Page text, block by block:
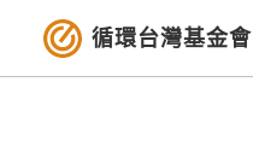
循環台灣基金會